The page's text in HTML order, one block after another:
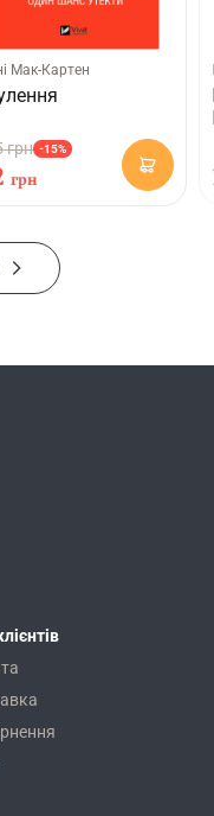
Мак-Картен
грн -15%
грн